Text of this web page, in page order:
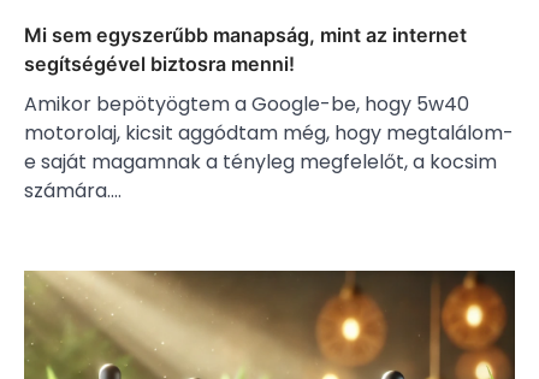
Mi sem egyszerűbb manapság, mint az internet
segítségével biztosra menni!
Amikor bepötyögtem a Google-be, hogy 5w40
motorolaj, kicsit aggódtam még, hogy megtalálom-
e saját magamnak a tényleg megfelelőt, a kocsim
számára.…